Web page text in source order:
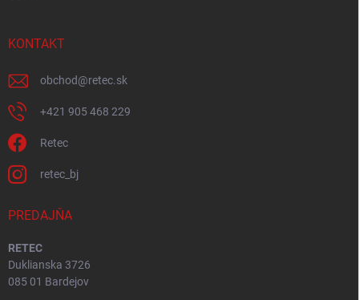
KONTAKT
obchod@retec.sk
+421 905 468 229
Retec
retec_bj
PREDAJŇA
RETEC
Duklianska 3726
085 01 Bardejov